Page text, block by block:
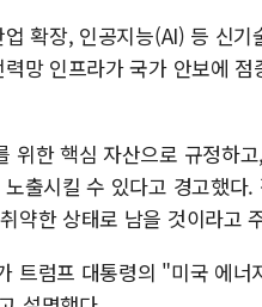
확장, 인공지능(AI) 등 신
망 인프라가 국가 안보에
한 핵심 자산으로 규정하고
출시킬 수 있다고 경고했다
약한 상태로 남을 것이라고
트럼프 대통령의 "미국 에너